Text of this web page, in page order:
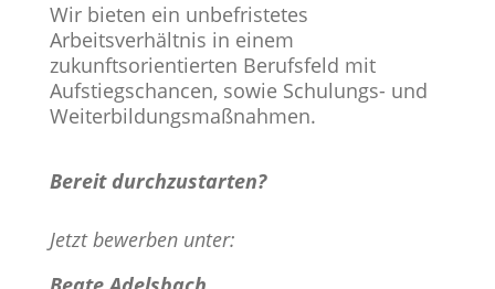
Wir bieten ein unbefristetes
Arbeitsverhältnis in einem
zukunftsorientierten Berufsfeld mit
Aufstiegschancen, sowie Schulungs- und
Weiterbildungsmaßnahmen.
Bereit durchzustarten?
Jetzt bewerben unter: